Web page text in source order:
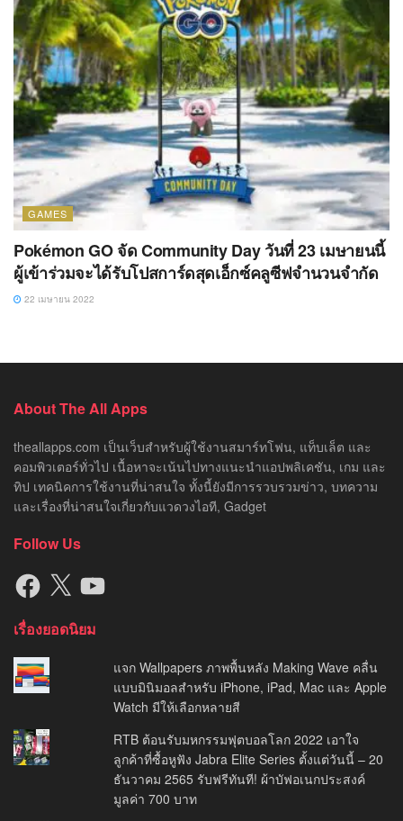
GAMES
Pokémon GO จัด Community Day วันที่ 23 เมษายนนี้
ผู้เข้าร่วมจะได้รับโปสการ์ดสุดเอ็กซ์คลูซีฟจำนวนจำกัด
22 เมษายน 2022
About The All Apps
theallapps.com เป็นเว็บสำหรับผู้ใช้งานสมาร์ทโฟน, แท็บเล็ต และ
คอมพิวเตอร์ทั่วไป เนื้อหาจะเน้นไปทางแนะนำแอปพลิเคชัน, เกม และ
ทิป เทคนิคการใช้งานที่น่าสนใจ ทั้งนี้ยังมีการรวบรวมข่าว, บทความ
และเรื่องที่น่าสนใจเกี่ยวกับแวดวงไอที, Gadget
Follow Us
Facebook
X YouTube
เรื่องยอดนิยม
แจก Wallpapers ภาพพื้นหลัง Making Wave คลื่น
แบบมินิมอลสำหรับ iPhone, iPad, Mac และ Apple
Watch มีให้เลือกหลายสี
RTB ต้อนรับมหกรรมฟุตบอลโลก 2022 เอาใจ
ลูกค้าที่ซื้อหูฟัง Jabra Elite Series ตั้งแต่วันนี้ – 20
ธันวาคม 2565 รับฟรีทันที! ผ้าบัฟอเนกประสงค์
มูลค่า 700 บาท